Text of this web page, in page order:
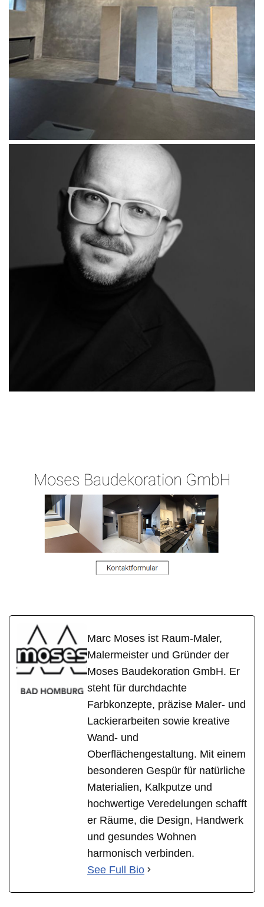
Marc Moses ist Raum-Maler,
Malermeister und Gründer der
Moses Baudekoration GmbH. Er
steht für durchdachte
Farbkonzepte, präzise Maler- und
Lackierarbeiten sowie kreative
Wand- und
Oberflächengestaltung. Mit einem
besonderen Gespür für natürliche
Materialien, Kalkputze und
hochwertige Veredelungen schafft
er Räume, die Design, Handwerk
und gesundes Wohnen
harmonisch verbinden.
See Full Bio